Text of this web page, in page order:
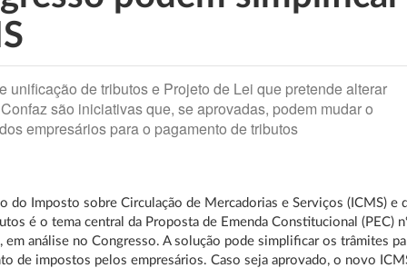
unificação de tributos e Projeto de Lei que pretende alterar
são iniciativas que, se aprovadas, podem mudar o
empresários para o pagamento de tributos
do Imposto sobre Circulação de Mercadorias e Serviços (ICMS) e
é o tema central da Proposta de Emenda Constitucional (PEC)
análise no Congresso. A solução pode simplificar os trâmites
de impostos pelos empresários. Caso seja aprovado, o novo